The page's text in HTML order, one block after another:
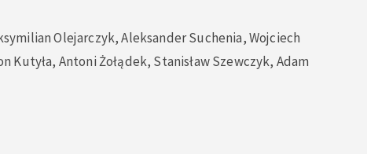
Olejarczyk, Aleksander Suchenia, Wojciech
Antoni Żołądek, Stanisław Szewczyk, Adam